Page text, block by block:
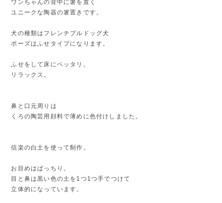
ワンちゃんの背中に箸を置く
ユニークな陶器の箸置きです。
犬の種類はフレンチブルドッグ犬
ポーズはふせタイプになります。
ふせをして床にペッタリ。
リラックス。
鼻と口元周りは
くろの陶芸用顔料で薄めに色付けしました。
信楽の白土を使って制作。
お目めはぱっちり。
目と鼻は黒い色の土を1つ1つ手でつけて
立体的になっています。